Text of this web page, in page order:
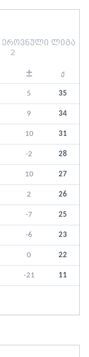
ეროვნული ლიგა
2
± ქ
5 35
9 34
10 31
-2 28
10 27
2 26
-7 25
-6 23
0 22
-21 11